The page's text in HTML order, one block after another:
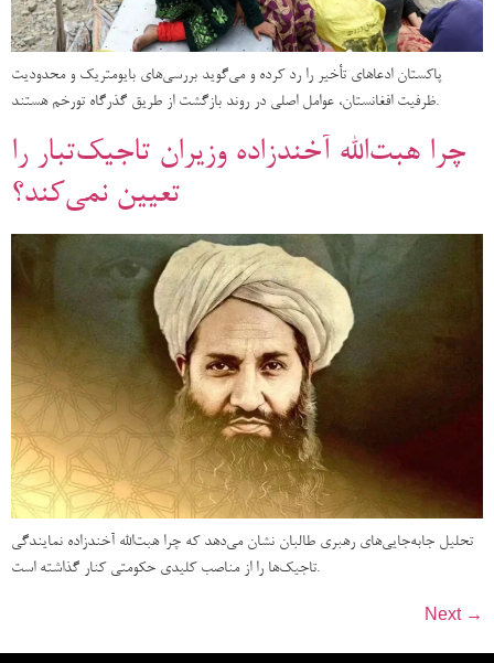
پاکستان ادعاهای تأخیر را رد کرده و می‌گوید بررسی‌های بایومتریک و محدودیت
ظرفیت افغانستان، عوامل اصلی در روند بازگشت از طریق گذرگاه تورخم هستند.
چرا هبت‌الله آخندزاده وزیران تاجیک‌تبار را
تعیین نمی‌کند؟
تحلیل جابه‌جایی‌های رهبری طالبان نشان می‌دهد که چرا هبت‌الله آخندزاده نمایندگی
تاجیک‌ها را از مناصب کلیدی حکومتی کنار گذاشته است.
Next →